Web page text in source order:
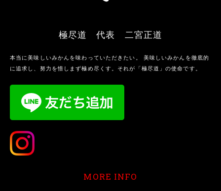
極尽道 代表 二宮正道
本当に美味しいみかんを味わっていただきたい。 美味しいみかんを徹底的
に追求し、努力を惜しまず極め尽くす。それが「極尽道」の使命です。
MORE INFO